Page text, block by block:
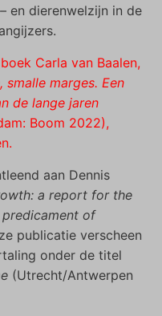
en dierenwelzijn in de
Carla van Baalen,
smalle marges. Een
de lange jaren
Boom 2022),
aan Dennis
a report for the
predicament of
publicatie verscheen
onder de titel
(Utrecht/Antwerpen